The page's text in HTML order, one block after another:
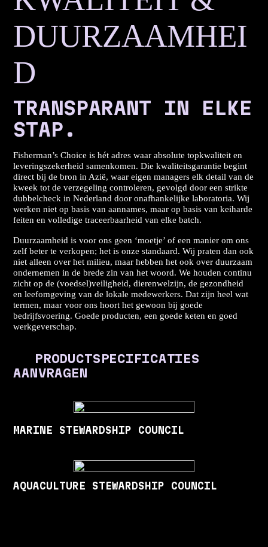
DUURZAAMHEI
D
TRANSPARANT IN ELKE
STAP.
Fisherman’s Choice is hét adres waar absolute topkwaliteit en
leveringszekerheid samenkomen. Die kwaliteitsgarantie begint
direct bij de bron in Azië, waar eigen managers elk detail van de
kweek tot de verzegeling controleren, gevolgd door een strikte
dubbelcheck in Nederland door onafhankelijke laboratoria. Wij
werken niet op basis van aannames, maar op basis van keiharde
feiten en volledige traceerbaarheid van elke batch.
Duurzaamheid is voor ons geen ‘moetje’ of een manier om ons
zelf beter te verkopen; het is onze standaard. Wij praten dan ook
niet alleen over het milieu, maar hebben het ook over duurzaam
ondernemen in de brede zin van het woord. We houden continu
zicht op de (voedsel)veiligheid, dierenwelzijn, de gezondheid
en leefomgeving van de lokale medewerkers. Dat zijn heel wat
termen, maar voor ons hoort het gewoon bij goede
bedrijfsvoering. Goede producten, een goede keten en goed
werkgeverschap.
PRODUCTSPECIFICATIES
AANVRAGEN
MARINE STEWARDSHIP COUNCIL
AQUACULTURE STEWARDSHIP COUNCIL